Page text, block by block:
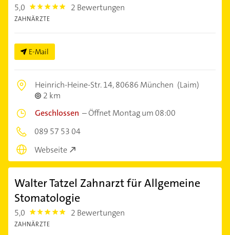
5,0 5.0 2 Bewertungen
ZAHNÄRZTE
E-Mail
Heinrich-Heine-Str. 14,80686 München (Laim)
2 km
Geschlossen –Öffnet Montag um 08:00
089 57 53 04
Webseite
Walter Tatzel Zahnarzt für Allgemeine
Stomatologie
5,0 5.0 2 Bewertungen
ZAHNÄRZTE